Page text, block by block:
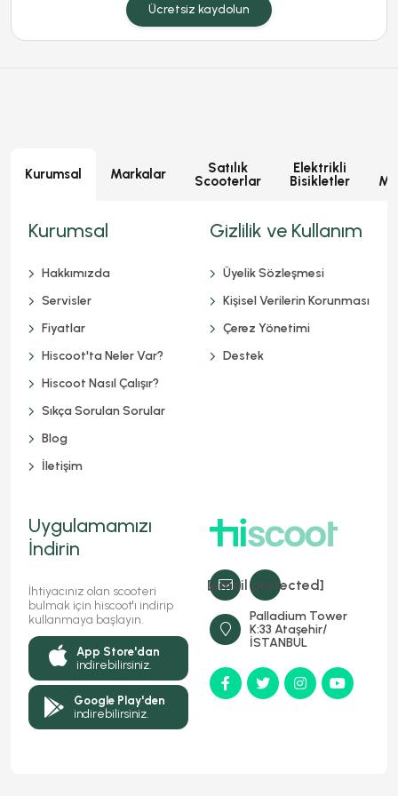
Ücretsiz kaydolun
Kurumsal Markalar
Satılık
Scooterlar
Elektrikli
Bisikletler
[email protected]
Palladium Tower
K:33 Ataşehir/
İSTANBUL
Kurumsal
Hakkımızda
Servisler
Fiyatlar
Hiscoot'ta Neler Var?
Hiscoot Nasıl Çalışır?
Sıkça Sorulan Sorular
Blog
İletişim
Gizlilik ve Kullanım
Üyelik Sözleşmesi
Kişisel Verilerin Korunması
Çerez Yönetimi
Destek
Uygulamamızı
İndirin
İhtiyacınız olan scooteri
bulmak için hiscoot'ı indirip
kullanmaya başlayın.
App Store'dan
indirebilirsiniz.
Google Play'den
indirebilirsiniz.